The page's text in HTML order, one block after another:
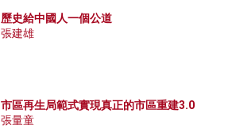
歷史給中國人一個公道
張建雄
市區再生局範式實現真正的市區重建3.0
張量童